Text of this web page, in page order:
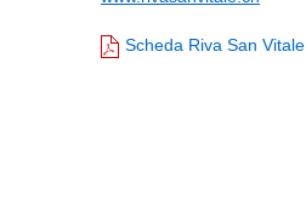
Scheda Riva San Vitale